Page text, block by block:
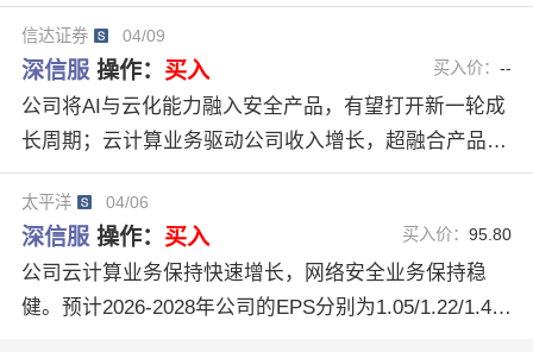
深信服300454
信达证券 04/09
深信服 操作： 买入 买入价：--
公司将AI与云化能力融入安全产品，有望打开新一轮成
长周期；云计算业务驱动公司收入增长，超融合产品常
年保持国内市占率第一，云业务有望保持较快增长速
度。我们预计2026-2028年EPS分别为1.23/1.62/2.15
元，2026-2028年对应P/E为87.08/65.73/49.74倍，维持
“买入”评级。
太平洋 04/06
深信服 操作： 买入 买入价：95.80
公司云计算业务保持快速增长，网络安全业务保持稳
健。预计2026-2028年公司的EPS分别为1.05/1.22/1.41